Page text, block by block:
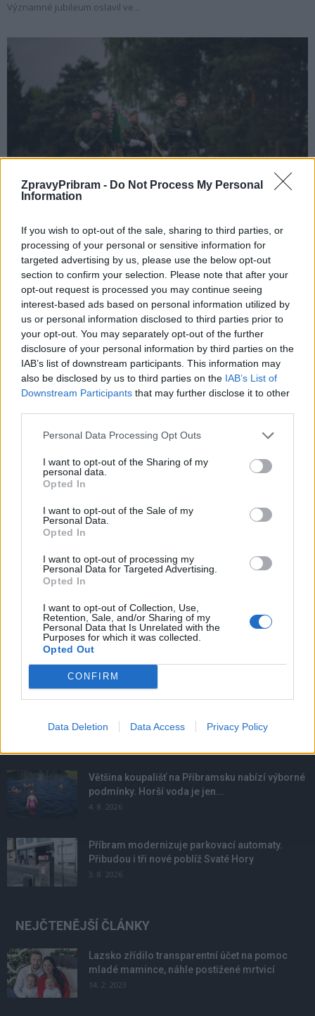
ZpravyPribram - Do Not Process My Personal
Information
If you wish to opt-out of the sale, sharing to third parties, or
processing of your personal or sensitive information for
targeted advertising by us, please use the below opt-out
section to confirm your selection. Please note that after your
opt-out request is processed you may continue seeing
interest-based ads based on personal information utilized by
us or personal information disclosed to third parties prior to
your opt-out. You may separately opt-out of the further
disclosure of your personal information by third parties on the
IAB’s list of downstream participants. This information may
also be disclosed by us to third parties on the IAB’s List of
Downstream Participants that may further disclose it to other
Personal Data Processing Opt Outs
I want to opt-out of the Sharing of my
personal data.
Opted In
I want to opt-out of the Sale of my
Personal Data.
Opted In
I want to opt-out of processing my
Personal Data for Targeted Advertising.
Opted In
I want to opt-out of Collection, Use,
Retention, Sale, and/or Sharing of my
Personal Data that Is Unrelated with the
Purposes for which it was collected.
Opted Out
CONFIRM
Data Deletion Data Access Privacy Policy
Významné jubileum oslavil ve...
Jinecko
Slavnostní nástup u 13. dělostřeleckého pluku:
Československa...
redakce - 29. 10. 2023
JINCE - U 13. dělostřeleckého pluku si vojáci, občanští zaměstnanci a
hosté připomněli historické události, které se váží k 28. říjnu. Na
slavnostní nástup...
Začala modernizace techniky jineckých
dělostřelců
Radek Ctibor
JINCE – Jinečtí dělostřelci se chystají vstoupit do nové éry modernizace
s přezbrojením na sofistikovanou a plně digitalizovanou techniku. 13.
Dělostřelecký pluk, který dosud...
NOVINKY
6. 8. 2026
Většina koupališť na Příbramsku nabízí výborné
podmínky. Horší voda je jen...
4. 8. 2026
Příbram modernizuje parkovací automaty.
Přibudou i tři nové poblíž Svaté Hory
3. 8. 2026
NEJČTENĚJŠÍ ČLÁNKY
Lazsko zřídilo transparentní účet na pomoc
mladé mamince, náhle postižené mrtvicí
14. 2. 2023